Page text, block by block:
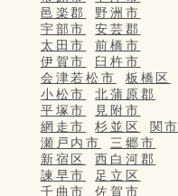
邑楽郡
野洲市
宇部市
安芸郡
太田市
前橋市
伊賀市
臼杵市
会津若松市
板橋区
小松市
北蒲原郡
平塚市
見附市
網走市
杉並区
関市
瀬戸内市
三郷市
新宿区
西白河郡
諫早市
足立区
千曲市
佐賀市